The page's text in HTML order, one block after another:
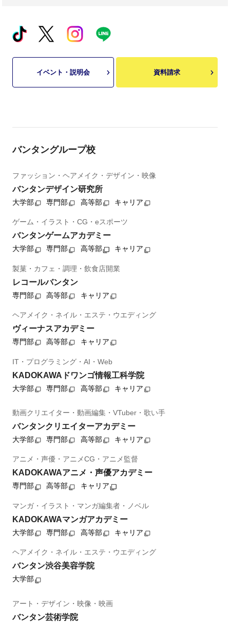
イベント・説明会 資料請求
バンタングループ校
ファッション・ヘアメイク・デザイン・映像
バンタンデザイン研究所
大学部 専門部 高等部 キャリア
ゲーム・イラスト・CG・eスポーツ
バンタンゲームアカデミー
大学部 専門部 高等部 キャリア
製菓・カフェ・調理・飲食店開業
レコールバンタン
専門部 高等部 キャリア
ヘアメイク・ネイル・エステ・ウエディング
ヴィーナスアカデミー
専門部 高等部 キャリア
IT・プログラミング・AI・Web
KADOKAWAドワンゴ情報工科学院
大学部 専門部 高等部 キャリア
動画クリエイター・動画編集・VTuber・歌い手
バンタンクリエイターアカデミー
大学部 専門部 高等部 キャリア
アニメ・声優・アニメCG・アニメ監督
KADOKAWAアニメ・声優アカデミー
専門部 高等部 キャリア
マンガ・イラスト・マンガ編集者・ノベル
KADOKAWAマンガアカデミー
大学部 専門部 高等部 キャリア
ヘアメイク・ネイル・エステ・ウエディング
バンタン渋谷美容学院
大学部
アート・デザイン・映像・映画
バンタン芸術学院